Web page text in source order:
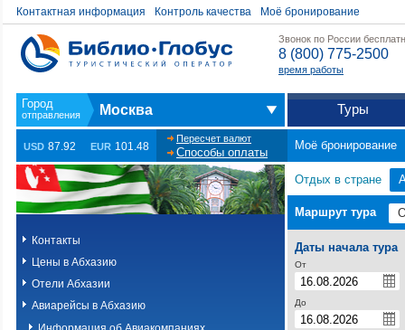
Контактная информация Контроль качества Моё бронирование
Звонок по России
8 (800) 775-2500
время работы
Москва Туры
USD 87.92 EUR 101.48
Пересчет валют
Способы оплаты
Моё бронирование
Контакты
Цены в Абхазию
Отели Абхазии
Авиарейсы в Абхазию
Отдых в стране
Маршрут тура
Даты начала тура
От
До